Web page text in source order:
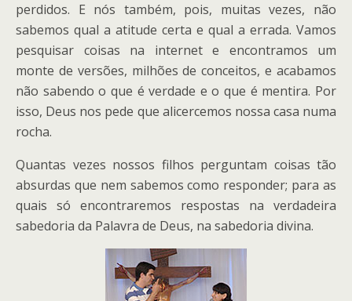
perdidos. E nós também, pois, muitas vezes, não
sabemos qual a atitude certa e qual a errada. Vamos
pesquisar coisas na internet e encontramos um
monte de versões, milhões de conceitos, e acabamos
não sabendo o que é verdade e o que é mentira. Por
isso, Deus nos pede que alicercemos nossa casa numa
rocha.
Quantas vezes nossos filhos perguntam coisas tão
absurdas que nem sabemos como responder; para as
quais só encontraremos respostas na verdadeira
sabedoria da Palavra de Deus, na sabedoria divina.